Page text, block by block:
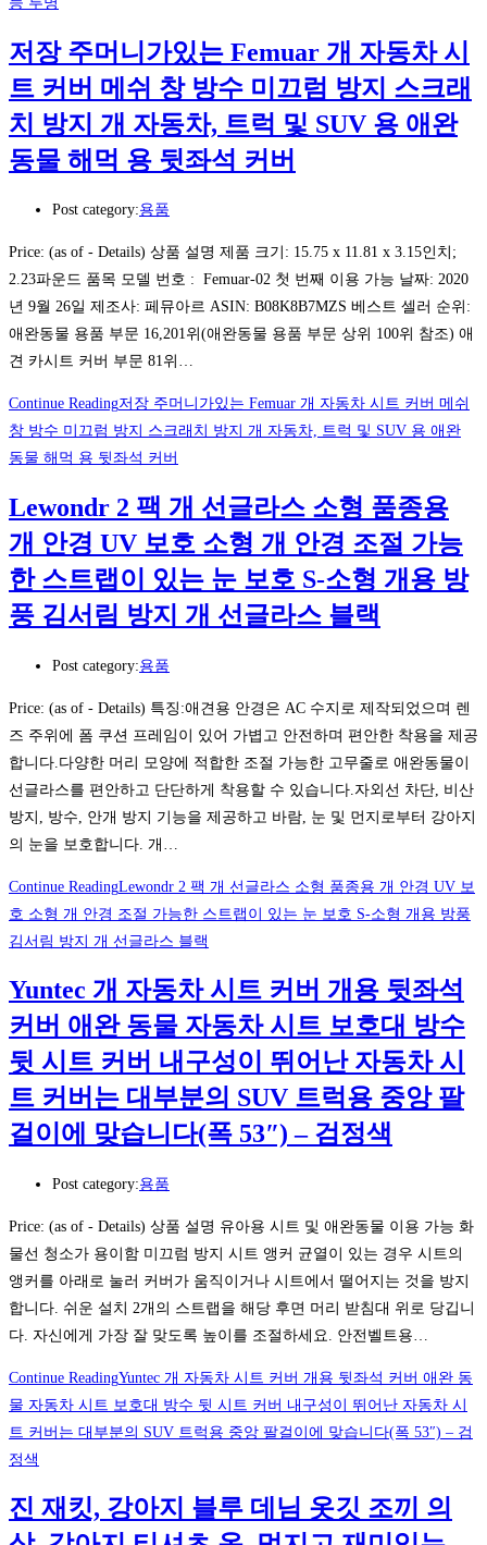
저장 주머니가있는 Femuar 개 자동차 시
트 커버 메쉬 창 방수 미끄럼 방지 스크래
치 방지 개 자동차, 트럭 및 SUV 용 애완
동물 해먹 용 뒷좌석 커버
Post category:용품
Price: (as of - Details) 상품 설명 제품 크기: 15.75 x 11.81 x 3.15인치;
2.23파운드 품목 모델 번호 ‏: ‎ Femuar-02 첫 번째 이용 가능 날짜: 2020
년 9월 26일 제조사: 페뮤아르 ASIN: B08K8B7MZS 베스트 셀러 순위:
애완동물 용품 부문 16,201위(애완동물 용품 부문 상위 100위 참조) 애
견 카시트 커버 부문 81위…
Continue Reading저장 주머니가있는 Femuar 개 자동차 시트 커버 메쉬
창 방수 미끄럼 방지 스크래치 방지 개 자동차, 트럭 및 SUV 용 애완
동물 해먹 용 뒷좌석 커버
Lewondr 2 팩 개 선글라스 소형 품종용
개 안경 UV 보호 소형 개 안경 조절 가능
한 스트랩이 있는 눈 보호 S-소형 개용 방
풍 김서림 방지 개 선글라스 블랙
Post category:용품
Price: (as of - Details) 특징:애견용 안경은 AC 수지로 제작되었으며 렌
즈 주위에 폼 쿠션 프레임이 있어 가볍고 안전하며 편안한 착용을 제공
합니다.다양한 머리 모양에 적합한 조절 가능한 고무줄로 애완동물이
선글라스를 편안하고 단단하게 착용할 수 있습니다.자외선 차단, 비산
방지, 방수, 안개 방지 기능을 제공하고 바람, 눈 및 먼지로부터 강아지
의 눈을 보호합니다. 개…
Continue ReadingLewondr 2 팩 개 선글라스 소형 품종용 개 안경 UV 보
호 소형 개 안경 조절 가능한 스트랩이 있는 눈 보호 S-소형 개용 방풍
김서림 방지 개 선글라스 블랙
Yuntec 개 자동차 시트 커버 개용 뒷좌석
커버 애완 동물 자동차 시트 보호대 방수
뒷 시트 커버 내구성이 뛰어난 자동차 시
트 커버는 대부분의 SUV 트럭용 중앙 팔
걸이에 맞습니다(폭 53″) – 검정색
Post category:용품
Price: (as of - Details) 상품 설명 유아용 시트 및 애완동물 이용 가능 화
물선 청소가 용이함 미끄럼 방지 시트 앵커 균열이 있는 경우 시트의
앵커를 아래로 눌러 커버가 움직이거나 시트에서 떨어지는 것을 방지
합니다. 쉬운 설치 2개의 스트랩을 해당 후면 머리 받침대 위로 당깁니
다. 자신에게 가장 잘 맞도록 높이를 조절하세요. 안전벨트용…
Continue ReadingYuntec 개 자동차 시트 커버 개용 뒷좌석 커버 애완 동
물 자동차 시트 보호대 방수 뒷 시트 커버 내구성이 뛰어난 자동차 시
트 커버는 대부분의 SUV 트럭용 중앙 팔걸이에 맞습니다(폭 53″) – 검
정색
진 재킷, 강아지 블루 데님 옷깃 조끼 의